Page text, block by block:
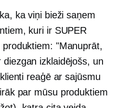
ka viņi bieži saņem
kuri ir SUPER
"Manuprāt,
izklaidējošs, un
reaģē ar sajūsmu
par mūsu produktiem